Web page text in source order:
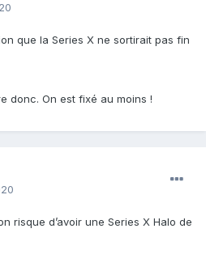
que la Series X ne sortirait pas fin
donc. On est fixé au moins !
risque d’avoir une Series X Halo de